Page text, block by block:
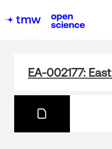
EA-002177: